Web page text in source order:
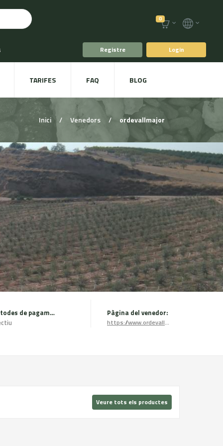
0
i Te
Plat a taula
Registre Login
TARIFES FAQ BLOG
Inici / Venedors / ordevallmajor
Mètodes de pagament:
Pàgina del venedor:
https://www.ordevallmajor.com/
Veure tots els productes